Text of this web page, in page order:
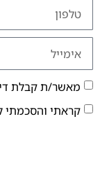
מאשר/ת קבלת
קראתי והסכמתי